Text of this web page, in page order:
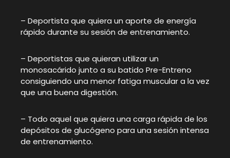
– Deportista que quiera un aporte de energía
rápido durante su sesión de entrenamiento.
– Deportistas que quieran utilizar un
monosacárido junto a su batido Pre-Entreno
consiguiendo una menor fatiga muscular a la vez
que una buena digestión.
– Todo aquel que quiera una carga rápida de los
depósitos de glucógeno para una sesión intensa
de entrenamiento.